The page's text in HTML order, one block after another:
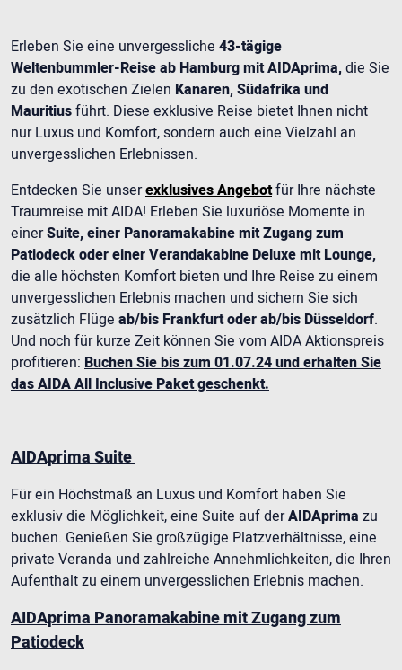
Erleben Sie eine unvergessliche 43-tägige
Weltenbummler-Reise ab Hamburg mit AIDAprima,die Sie
zu den exotischen Zielen Kanaren, Südafrika und
Mauritiusführt. Diese exklusive Reise bietet Ihnen nicht
nur Luxus und Komfort, sondern auch eine Vielzahl an
unvergesslichen Erlebnissen.
Entdecken Sie unserexklusives Angebotfür Ihre nächste
Traumreise mit AIDA! Erleben Sie luxuriöse Momente in
einerSuite, einer Panoramakabine mit Zugang zum
Patiodeck oder einer Verandakabine Deluxe mit Lounge,
die alle höchsten Komfort bieten und Ihre Reise zu einem
unvergesslichen Erlebnis machen und sichern Sie sich
zusätzlich Flüge ab/bis Frankfurt oder ab/bis Düsseldorf.
Und noch für kurze Zeit können Sie vom AIDA Aktionspreis
profitieren: Buchen Sie bis zum 01.07.24 und erhalten Sie
das AIDA All Inclusive Paket geschenkt.
AIDAprima Suite
Für ein Höchstmaß an Luxus und Komfort haben Sie
exklusiv die Möglichkeit, eine Suite auf derAIDAprima zu
buchen. Genießen Sie großzügige Platzverhältnisse, eine
private Veranda und zahlreiche Annehmlichkeiten, die Ihren
Aufenthalt zu einem unvergesslichen Erlebnis machen.
AIDAprima Panoramakabine mit Zugang zum
Patiodeck